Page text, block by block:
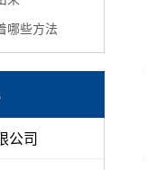
哪些方法
公司